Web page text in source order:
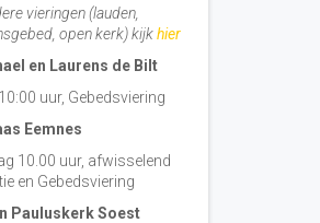
vieringen (lauden,
open kerk) kijkhier
en Laurens de Bilt
uur, Gebedsviering
Eemnes
10.00 uur, afwisselend
en Gebedsviering
Pauluskerk Soest